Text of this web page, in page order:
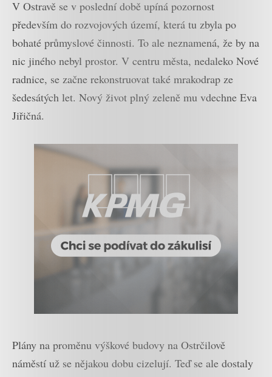
V Ostravě se v poslední době upíná pozornost
především do rozvojových území, která tu zbyla po
bohaté průmyslové činnosti. To ale neznamená, že by na
nic jiného nebyl prostor. V centru města, nedaleko Nové
radnice, se začne rekonstruovat také mrakodrap ze
šedesátých let. Nový život plný zeleně mu vdechne Eva
Jiřičná.
Plány na proměnu výškové budovy na Ostrčilově
náměstí už se nějakou dobu cizelují. Teď se ale dostaly